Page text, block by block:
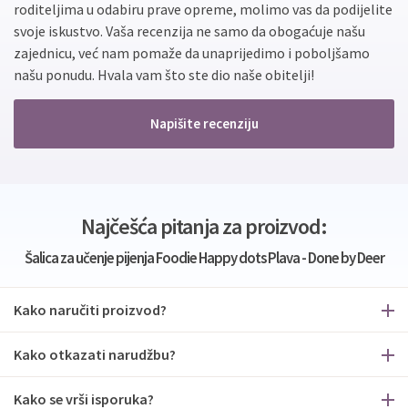
roditeljima u odabiru prave opreme, molimo vas da podijelite
svoje iskustvo. Vaša recenzija ne samo da obogaćuje našu
zajednicu, već nam pomaže da unaprijedimo i poboljšamo
našu ponudu. Hvala vam što ste dio naše obitelji!
Napišite recenziju
Najčešća pitanja za proizvod:
Šalica za učenje pijenja Foodie Happy dots Plava - Done by Deer
Kako naručiti proizvod?
Kako otkazati narudžbu?
Kako se vrši isporuka?